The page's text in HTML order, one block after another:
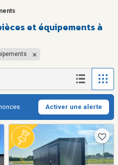
et équipements à
Activer une alerte